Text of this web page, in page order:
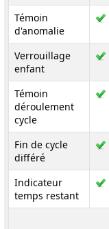
Témoin
d'anomalie
Verrouillage
enfant
Témoin
déroulement
cycle
Fin de cycle
différé
Indicateur
temps restant